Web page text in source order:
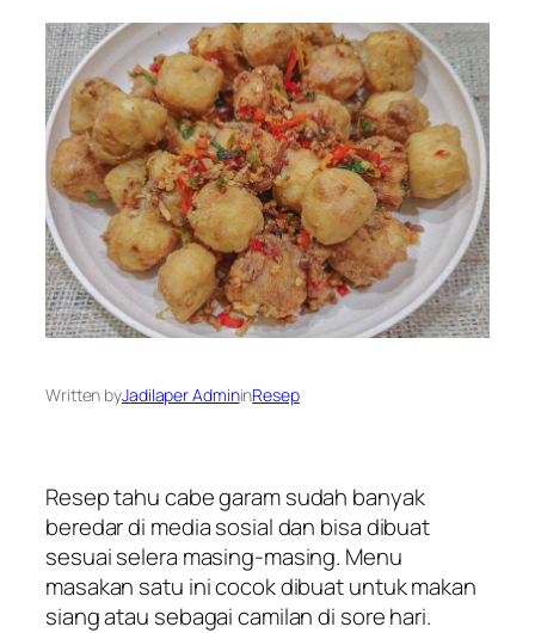
Written byJadilaper AdmininResep
Resep tahu cabe garam sudah banyak
beredar di media sosial dan bisa dibuat
sesuai selera masing-masing. Menu
masakan satu ini cocok dibuat untuk makan
siang atau sebagai camilan di sore hari.